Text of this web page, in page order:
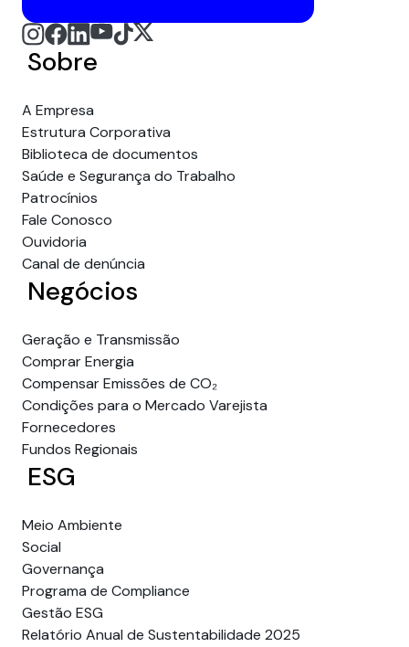
Sobre
A Empresa
Estrutura Corporativa
Biblioteca de documentos
Saúde e Segurança do Trabalho
Patrocínios
Fale Conosco
Ouvidoria
Canal de denúncia
Negócios
Geração e Transmissão
Comprar Energia
Compensar Emissões de CO₂
Condições para o Mercado Varejista
Fornecedores
Fundos Regionais
ESG
Meio Ambiente
Social
Governança
Programa de Compliance
Gestão ESG
Relatório Anual de Sustentabilidade 2025